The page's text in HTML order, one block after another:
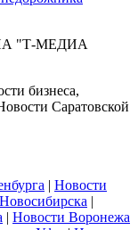
"Т-МЕДИА
бизнеса,
Саратовской
| Новости
|
| Новости Воронежа